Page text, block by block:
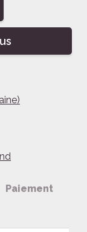
Paiement